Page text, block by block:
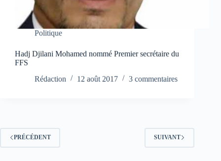
Politique
Hadj Djilani Mohamed nommé Premier secrétaire du
FFS
Rédaction
12 août 2017 3 commentaires
PRÉCÉDENT SUIVANT